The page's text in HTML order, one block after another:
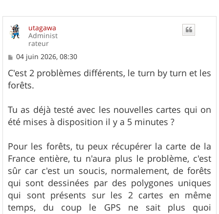
utagawa
Administ
rateur
M
s
s
a
04 juin 2026, 08:30
C'est 2 problèmes différents, le turn by turn et les
forêts.
Tu as déjà testé avec les nouvelles cartes qui on
été mises à disposition il y a 5 minutes ?
Pour les forêts, tu peux récupérer la carte de la
France entière, tu n'aura plus le problème, c'est
sûr car c'est un soucis, normalement, de forêts
qui sont dessinées par des polygones uniques
qui sont présents sur les 2 cartes en même
temps, du coup le GPS ne sait plus quoi